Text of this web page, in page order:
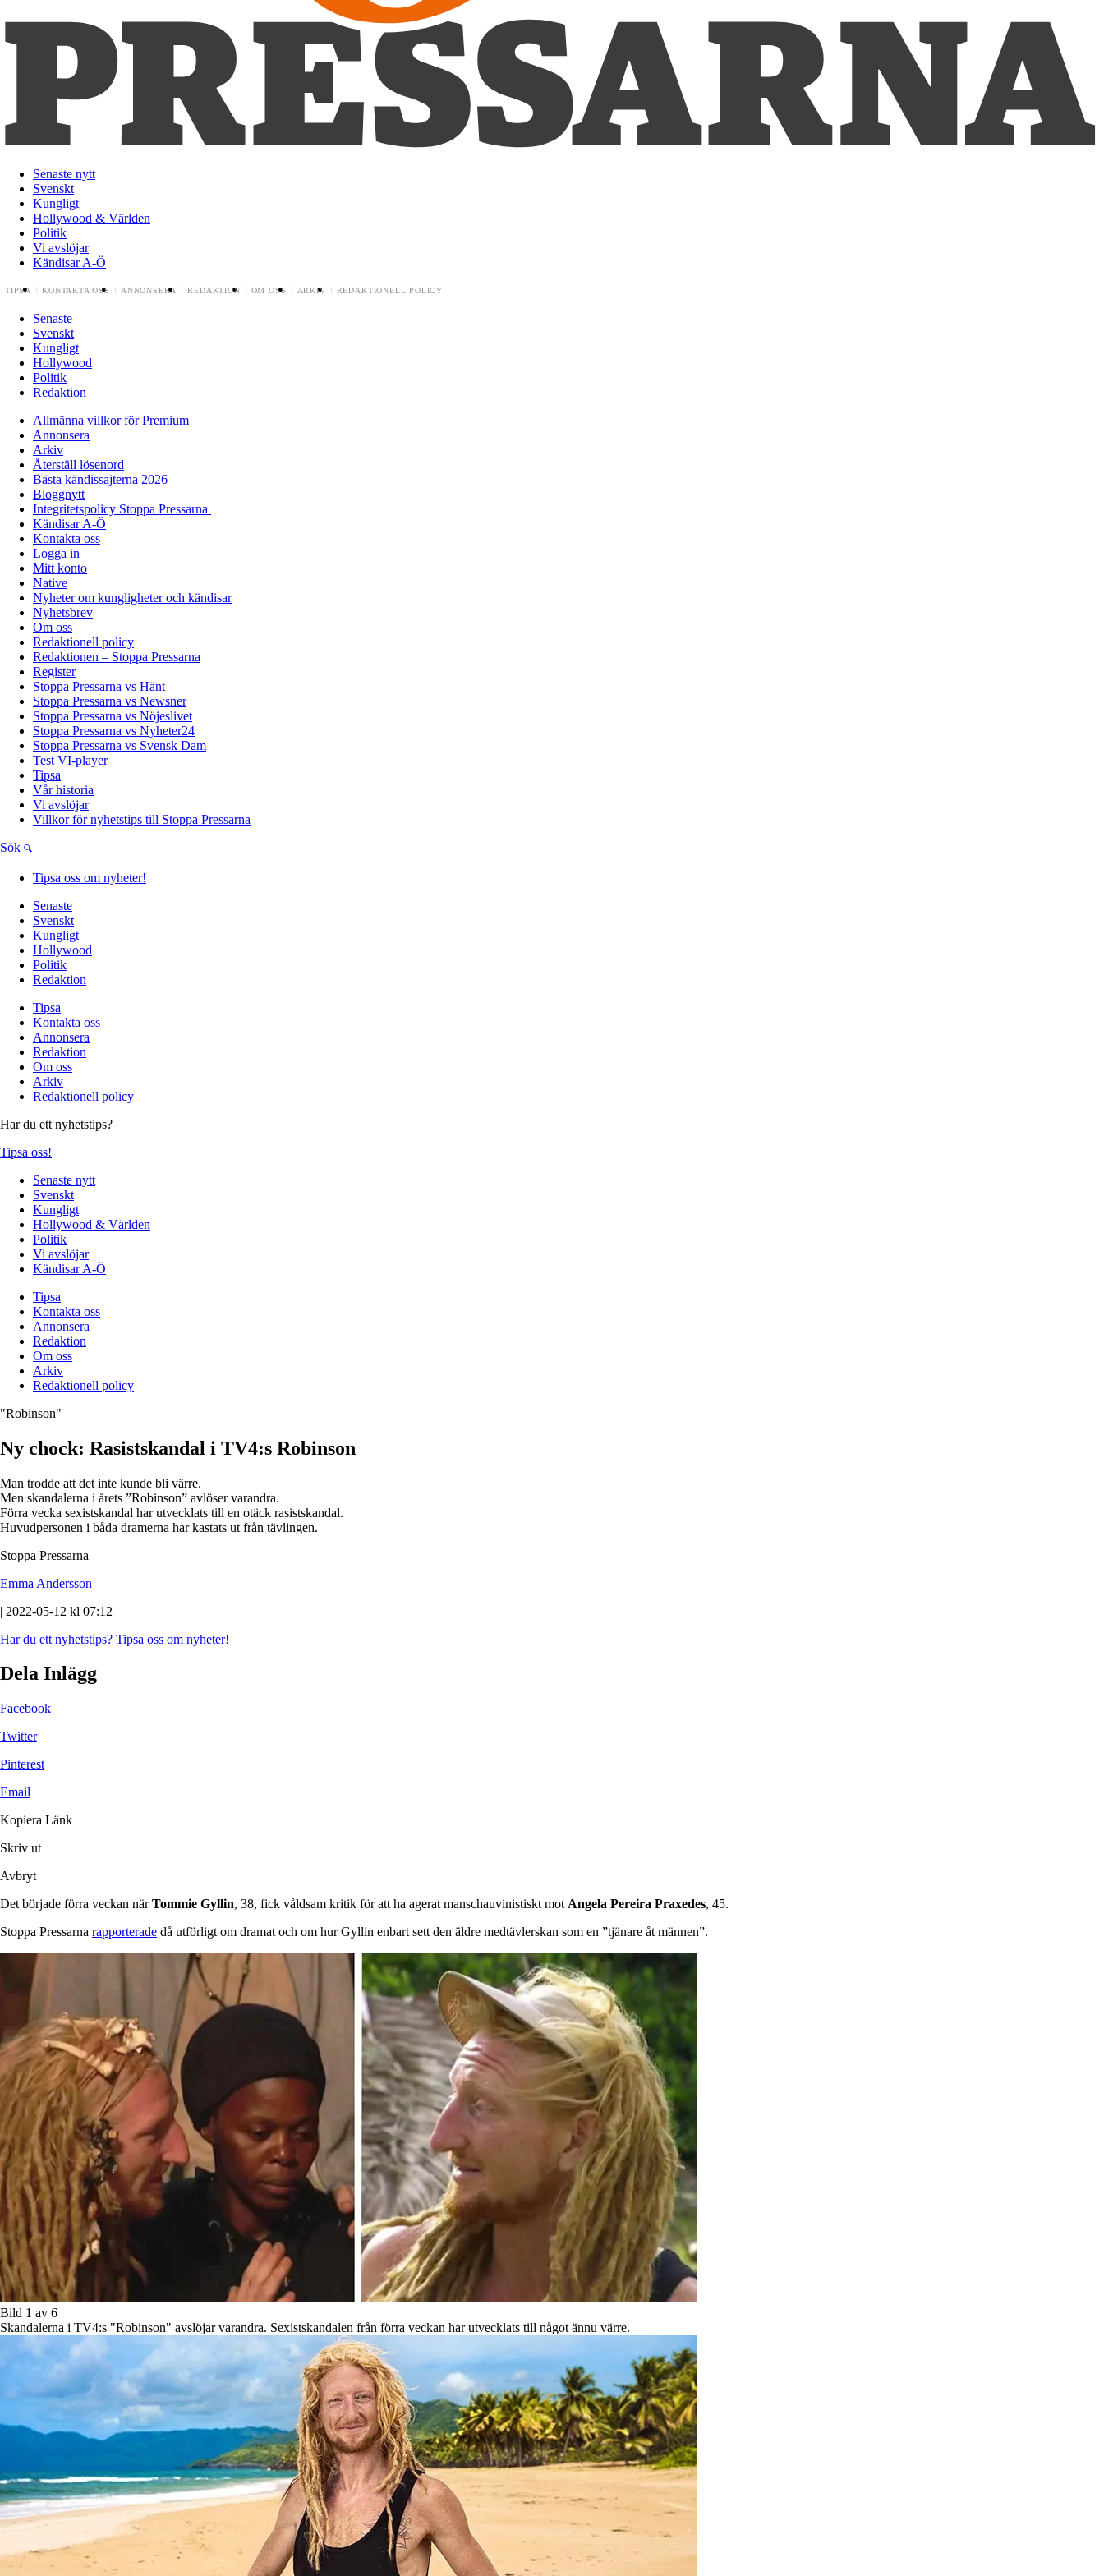
Senaste nytt
Svenskt
Kungligt
Hollywood & Världen
Politik
Vi avslöjar
Kändisar A-Ö
TIPSA KONTAKTA OSS ANNONSERA REDAKTION OM OSS ARKIV REDAKTIONELL POLICY
Senaste
Svenskt
Kungligt
Hollywood
Politik
Redaktion
Allmänna villkor för Premium
Annonsera
Arkiv
Återställ lösenord
Bästa kändissajterna 2026
Bloggnytt
Integritetspolicy Stoppa Pressarna
Kändisar A-Ö
Kontakta oss
Logga in
Mitt konto
Native
Nyheter om kungligheter och kändisar
Nyhetsbrev
Om oss
Redaktionell policy
Redaktionen – Stoppa Pressarna
Register
Stoppa Pressarna vs Hänt
Stoppa Pressarna vs Newsner
Stoppa Pressarna vs Nöjeslivet
Stoppa Pressarna vs Nyheter24
Stoppa Pressarna vs Svensk Dam
Test VI-player
Tipsa
Vår historia
Vi avslöjar
Villkor för nyhetstips till Stoppa Pressarna
Sök
Tipsa oss om nyheter!
Senaste
Svenskt
Kungligt
Hollywood
Politik
Redaktion
Tipsa
Kontakta oss
Annonsera
Redaktion
Om oss
Arkiv
Redaktionell policy
Har du ett nyhetstips?
Tipsa oss!
Senaste nytt
Svenskt
Kungligt
Hollywood & Världen
Politik
Vi avslöjar
Kändisar A-Ö
Tipsa
Kontakta oss
Annonsera
Redaktion
Om oss
Arkiv
Redaktionell policy
"Robinson"
Ny chock: Rasistskandal i TV4:s Robinson
Man trodde att det inte kunde bli värre.
Men skandalerna i årets ”Robinson” avlöser varandra.
Förra vecka sexistskandal har utvecklats till en otäck rasistskandal.
Huvudpersonen i båda dramerna har kastats ut från tävlingen.
Stoppa Pressarna
Emma Andersson
| 2022-05-12 kl 07:12 |
Har du ett nyhetstips? Tipsa oss om nyheter!
Dela Inlägg
Facebook
Twitter
Pinterest
Email
Kopiera Länk
Skriv ut
Avbryt
Det började förra veckan närTommie Gyllin, 38, fick våldsam kritik för att ha agerat manschauvinistiskt mot Angela Pereira Praxedes, 45.
Stoppa Pressarna rapporterade då utförligt om dramat och om hur Gyllin enbart sett den äldre medtävlerskan som en ”tjänare åt männen”.
Bild 1 av 6
Skandalerna i TV4:s "Robinson" avslöjar varandra. Sexistskandalen från förra veckan har utvecklats till något ännu värre.